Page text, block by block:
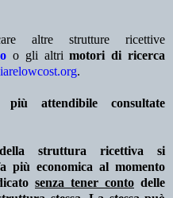
altre strutture ricettive
o gli altrimotori di ricerca
.
attendibile consultate
struttura ricettiva si
più economica al momento
senza tener conto delle